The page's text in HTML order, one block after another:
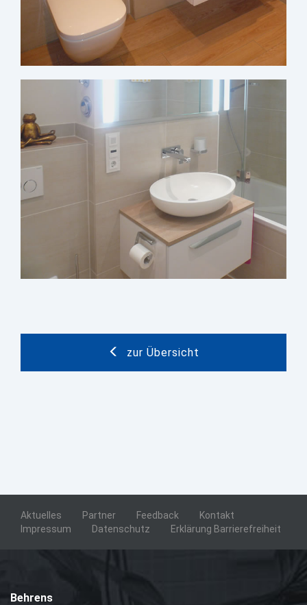
zur Übersicht
Aktuelles Partner Feedback
Kontakt
Impressum
Datenschutz Erklärung Barrierefreiheit
Behrens